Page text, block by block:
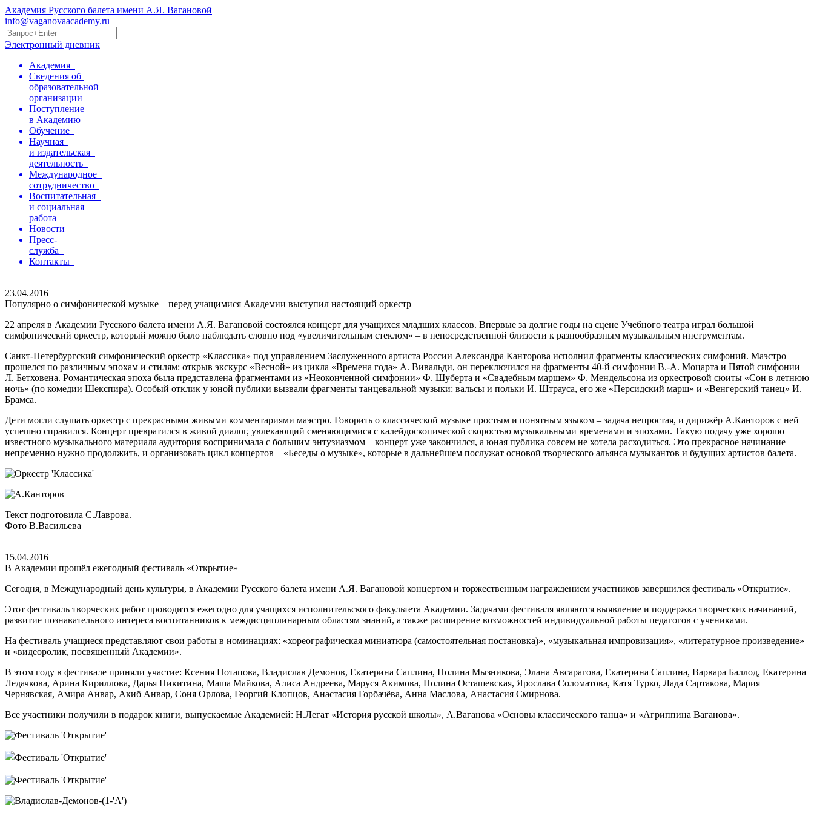
Академия Русского балета имени А.Я. Вагановой
info@vaganovaacademy.ru
Электронный дневник
Академия
Сведения об
образовательной
организации
Поступление
в Академию
Обучение
Научная
и издательская
деятельность
Международное
сотрудничество
Воспитательная
и социальная
работа
Новости
Пресс-
служба
Контакты
23.04.2016
Популярно о симфонической музыке – перед учащимися Академии выступил настоящий оркестр
22 апреля в Академии Русского балета имени А.Я. Вагановой состоялся концерт для учащихся младших классов. Впервые за долгие годы на сцене Учебного театра играл большой
симфонический оркестр, который можно было наблюдать словно под «увеличительным стеклом» – в непосредственной близости к разнообразным музыкальным инструментам.
Санкт-Петербургский симфонический оркестр «Классика» под управлением Заслуженного артиста России Александра Канторова исполнил фрагменты классических симфоний. Маэстро
прошелся по различным эпохам и стилям: открыв экскурс «Весной» из цикла «Времена года» А. Вивальди, он переключился на фрагменты 40-й симфонии В.-А. Моцарта и Пятой симфонии
Л. Бетховена. Романтическая эпоха была представлена фрагментами из «Неоконченной симфонии» Ф. Шуберта и «Свадебным маршем» Ф. Мендельсона из оркестровой сюиты «Сон в летнюю
ночь» (по комедии Шекспира). Особый отклик у юной публики вызвали фрагменты танцевальной музыки: вальсы и польки И. Штрауса, его же «Персидский марш» и «Венгерский танец» И.
Брамса.
Дети могли слушать оркестр с прекрасными живыми комментариями маэстро. Говорить о классической музыке простым и понятным языком – задача непростая, и дирижёр А.Канторов с ней
успешно справился. Концерт превратился в живой диалог, увлекающий сменяющимися с калейдоскопической скоростью музыкальными временами и эпохами. Такую подачу уже хорошо
известного музыкального материала аудитория воспринимала с большим энтузиазмом – концерт уже закончился, а юная публика совсем не хотела расходиться. Это прекрасное начинание
непременно нужно продолжить, и организовать цикл концертов – «Беседы о музыке», которые в дальнейшем послужат основой творческого альянса музыкантов и будущих артистов балета.
Текст подготовила С.Лаврова.
Фото В.Васильева
15.04.2016
В Академии прошёл ежегодный фестиваль «Открытие»
Сегодня, в Международный день культуры, в Академии Русского балета имени А.Я. Вагановой концертом и торжественным награждением участников завершился фестиваль «Открытие».
Этот фестиваль творческих работ проводится ежегодно для учащихся исполнительского факультета Академии. Задачами фестиваля являются выявление и поддержка творческих начинаний,
развитие познавательного интереса воспитанников к междисциплинарным областям знаний, а также расширение возможностей индивидуальной работы педагогов с учениками.
На фестиваль учащиеся представляют свои работы в номинациях: «хореографическая миниатюра (самостоятельная постановка)», «музыкальная импровизация», «литературное произведение»
и «видеоролик, посвященный Академии».
В этом году в фестивале приняли участие: Ксения Потапова, Владислав Демонов, Екатерина Саплина, Полина Мызникова, Элана Авсарагова, Екатерина Саплина, Варвара Баллод, Екатерина
Ледачкова, Арина Кириллова, Дарья Никитина, Маша Майкова, Алиса Андреева, Маруся Акимова, Полина Осташевская, Ярослава Соломатова, Катя Турко, Лада Сартакова, Мария
Чернявская, Амира Анвар, Акиб Анвар, Соня Орлова, Георгий Клопцов, Анастасия Горбачёва, Анна Маслова, Анастасия Смирнова.
Все участники получили в подарок книги, выпускаемые Академией: Н.Легат «История русской школы», А.Ваганова «Основы классического танца» и «Агриппина Ваганова».